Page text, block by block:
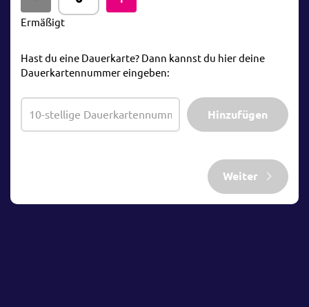
Ermäßigt
Hast du eine Dauerkarte? Dann kannst du hier deine
Dauerkartennummer eingeben:
Hinzufügen
Weiter